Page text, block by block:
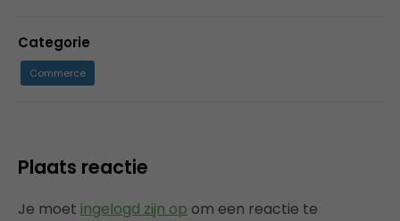
Categorie
Commerce
Plaats reactie
Je moet ingelogd zijn op om een reactie te